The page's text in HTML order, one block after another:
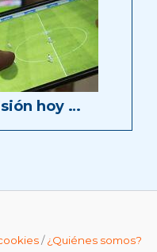
hoy …
/¿Quiénes somos?